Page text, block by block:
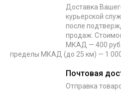
Доставка
курьерской
после
продаж.
МКАД — 400 руб.
пределы МКАД (до 25 км) — 1
Почтовая
Отправка